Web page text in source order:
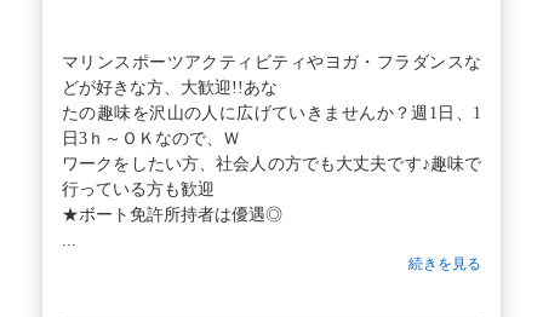
マリンスポーツアクティビティやヨガ・フラダンスな
どが好きな方、大歓迎!!あな
たの趣味を沢山の人に広げていきませんか？週1日、1
日3ｈ～ＯＫなので、Ｗ
ワークをしたい方、社会人の方でも大丈夫です♪趣味で
行っている方も歓迎
★ボート免許所持者は優遇◎
続きを見る